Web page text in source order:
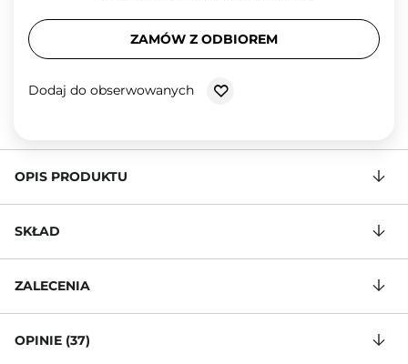
ZAMÓW Z ODBIOREM
Dodaj do obserwowanych
OPIS PRODUKTU
SKŁAD
ZALECENIA
OPINIE (37)